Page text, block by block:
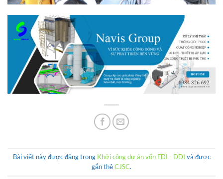
Bài viết này được đăng trong Khởi công dự án vốn FDI - DDI và được
gắn thẻCJSC.